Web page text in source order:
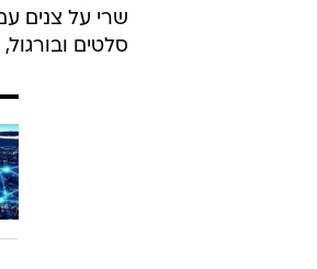
/
אמריקאי אבל